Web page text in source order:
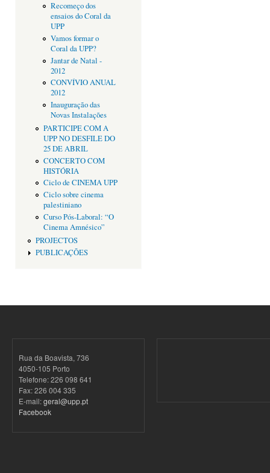
Recomeço dos
ensaios do Coral da
UPP
Vamos formar o
Coral da UPP?
Jantar de Natal -
2012
CONVÍVIO ANUAL
2012
Inauguração das
Novas Instalações
PARTICIPE COM A
UPP NO DESFILE DO
25 DE ABRIL
CONCERTO COM
HISTÓRIA
Ciclo de CINEMA UPP
Ciclo sobre cinema
palestiniano
Curso Pós-Laboral: “O
Cinema Amnésico”
PROJECTOS
PUBLICAÇÕES
Rua da Boavista, 736
4050-105 Porto
Telefone: 226 098 641
Fax: 226 004 335
E-mail:geral@upp.pt
Facebook